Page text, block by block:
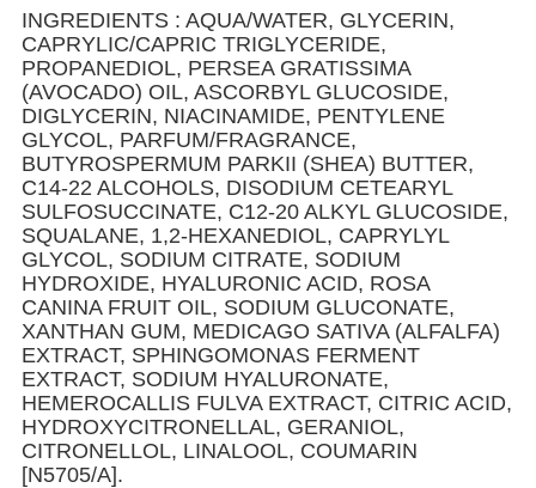
INGREDIENTS : AQUA/WATER, GLYCERIN,
CAPRYLIC/CAPRIC TRIGLYCERIDE,
PROPANEDIOL, PERSEA GRATISSIMA
(AVOCADO) OIL, ASCORBYL GLUCOSIDE,
DIGLYCERIN, NIACINAMIDE, PENTYLENE
GLYCOL, PARFUM/FRAGRANCE,
BUTYROSPERMUM PARKII (SHEA) BUTTER,
C14-22 ALCOHOLS, DISODIUM CETEARYL
SULFOSUCCINATE, C12-20 ALKYL GLUCOSIDE,
SQUALANE, 1,2-HEXANEDIOL, CAPRYLYL
GLYCOL, SODIUM CITRATE, SODIUM
HYDROXIDE, HYALURONIC ACID, ROSA
CANINA FRUIT OIL, SODIUM GLUCONATE,
XANTHAN GUM, MEDICAGO SATIVA (ALFALFA)
EXTRACT, SPHINGOMONAS FERMENT
EXTRACT, SODIUM HYALURONATE,
HEMEROCALLIS FULVA EXTRACT, CITRIC ACID,
HYDROXYCITRONELLAL, GERANIOL,
CITRONELLOL, LINALOOL, COUMARIN
[N5705/A].